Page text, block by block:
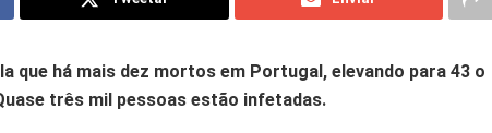
que há mais dez mortos em Portugal, elevando para 43 o
três mil pessoas estão infetadas.